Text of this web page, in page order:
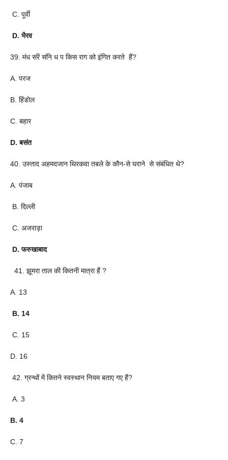
C. पूर्वी
D. भैरव
39. मंध संरें संनि ध प किस राग को इंगित करते हैं?
A. परज
B. हिंडोल
C. बहार
D. बसंत
40. उस्ताद अहमदजान थिरकवा तबले के कौन-से घराने से संबंधित थे?
A. पंजाब
B. दिल्ली
C. अजराड़ा
D. फरुखाबाद
41. झूमरा ताल की कितनी मात्रा हैं ?
A. 13
B. 14
C. 15
D. 16
42. ग्रन्थों में कितने स्वस्थान नियम बताए गए हैं?
A. 3
B. 4
C. 7